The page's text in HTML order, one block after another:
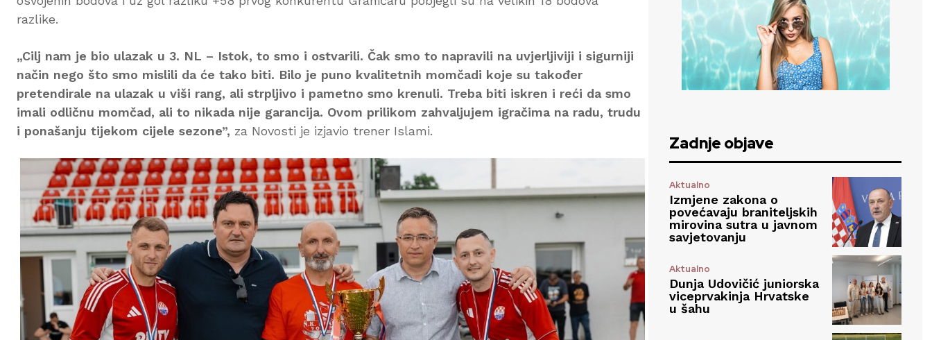
razlike.
„Cilj nam je bio ulazak u 3. NL – Istok, to smo i ostvarili. Čak smo to napravili na uvjerljiviji i sigurniji
način nego što smo mislili da će tako biti. Bilo je puno kvalitetnih momčadi koje su također
pretendirale na ulazak u viši rang, ali strpljivo i pametno smo krenuli. Treba biti iskren i reći da smo
imali odličnu momčad, ali to nikada nije garancija. Ovom prilikom zahvaljujem igračima na radu, trudu
i ponašanju tijekom cijele sezone”, za Novosti je izjavio trener Islami.
Zadnje objave
Aktualno
Izmjene zakona o
povećavaju braniteljskih
mirovina sutra u javnom
savjetovanju
Aktualno
Dunja Udovičić juniorska
viceprvakinja Hrvatske
u šahu